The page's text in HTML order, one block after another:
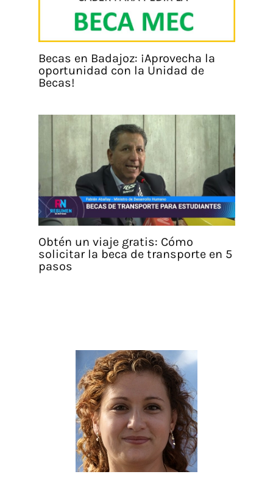
Becas en Badajoz: ¡Aprovecha la
oportunidad con la Unidad de
Becas!
Obtén un viaje gratis: Cómo
solicitar la beca de transporte en 5
pasos